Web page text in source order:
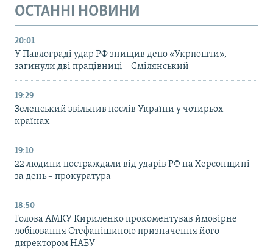
ОСТАННІ НОВИНИ
20:01
У Павлограді удар РФ знищив депо «Укрпошти»,
загинули дві працівниці – Смілянський
19:29
Зеленський звільнив послів України у чотирьох
країнах
19:10
22 людини постраждали від ударів РФ на Херсонщині
за день – прокуратура
18:50
Голова АМКУ Кириленко прокоментував ймовірне
лобіювання Стефанішиною призначення його
директором НАБУ